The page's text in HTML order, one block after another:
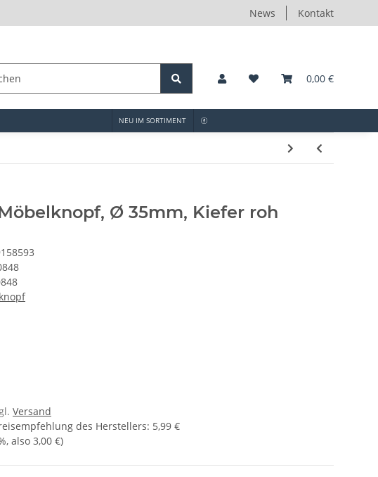
News Kontakt
0,00 €
NEU IM SORTIMENT
Möbelknopf, Ø 35mm, Kiefer roh
Versand
des Herstellers: 5,99 €
, also 3,00 €)